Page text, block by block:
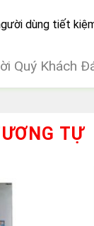
dùng tiết
Quý Khách
TỰ